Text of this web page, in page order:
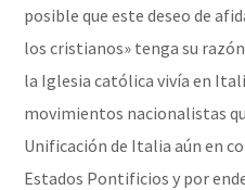
posible que este deseo de
los cristianos» tenga su
la Iglesia católica vivía en
movimientos nacionalistas
Unificación de Italia aún en
Estados Pontificios y por